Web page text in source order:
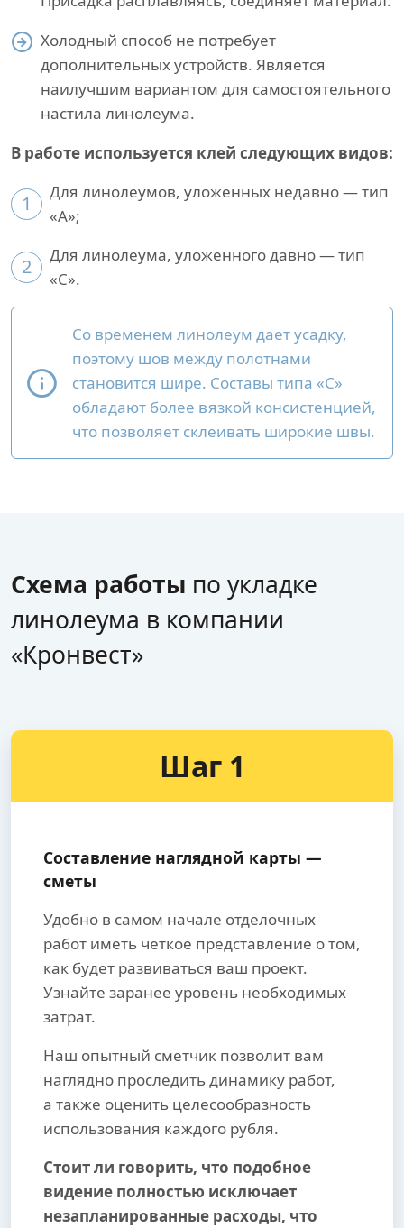
Холодный способ не потребует
дополнительных устройств. Является
наилучшим вариантом для самостоятельного
настила линолеума.
В работе используется клей следующих видов:
1
Для линолеумов, уложенных недавно — тип
«A»;
2
Для линолеума, уложенного давно — тип
«С».
Со временем линолеум дает усадку,
поэтому шов между полотнами
становится шире. Составы типа «С»
обладают более вязкой консистенцией,
что позволяет склеивать широкие швы.
Схема работы по укладке
линолеума в компании
«Кронвест»
Шаг 1
Составление наглядной карты —
сметы
Удобно в самом начале отделочных
работ иметь четкое представление о том,
как будет развиваться ваш проект.
Узнайте заранее уровень необходимых
затрат.
Наш опытный сметчик позволит вам
наглядно проследить динамику работ,
а также оценить целесообразность
использования каждого рубля.
Стоит ли говорить, что подобное
видение полностью исключает
незапланированные расходы, что